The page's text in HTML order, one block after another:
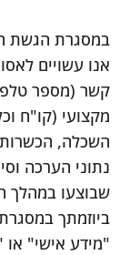
במסגרת הגשת
אנו עשויים
קשר (מספר
מקצועי (קו"ח
השכלה,
נתוני הערכה
שבוצעו במהלך
ביוזמתך
"מידע אישי"